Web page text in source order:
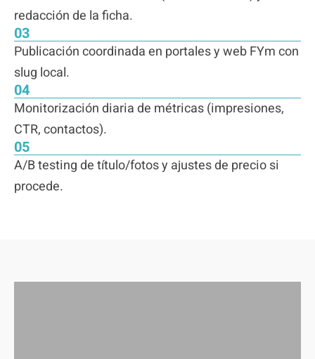
redacción de la ficha.
03
Publicación coordinada en portales y web FYm con
slug local.
04
Monitorización diaria de métricas (impresiones,
CTR, contactos).
05
A/B testing de título/fotos y ajustes de precio si
procede.